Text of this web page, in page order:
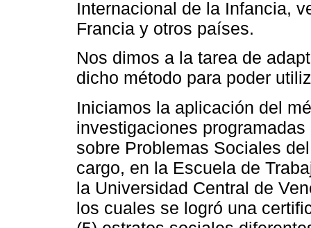
Internacional de la Infancia,
Francia y otros países.
Nos dimos a la tarea de
dicho método para poder
Iniciamos la aplicación del
investigaciones
sobre Problemas Sociales
cargo, en la Escuela de
la Universidad Central de
los cuales se logró una